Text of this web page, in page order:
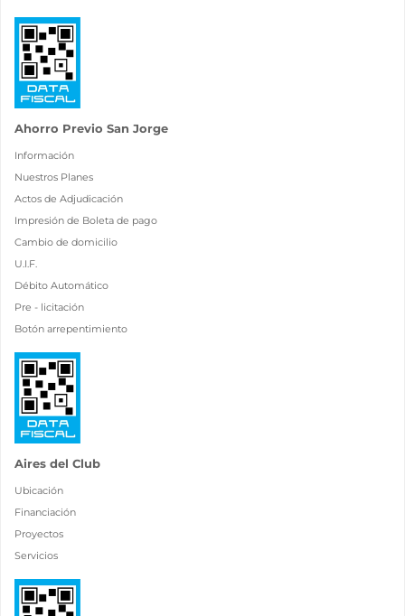
Ahorro Previo San Jorge
Información
Nuestros Planes
Actos de Adjudicación
Impresión de Boleta de pago
Cambio de domicilio
U.I.F.
Débito Automático
Pre - licitación
Botón arrepentimiento
Aires del Club
Ubicación
Financiación
Proyectos
Servicios